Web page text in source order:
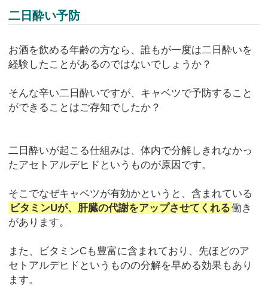
二日酔い予防
お酒を飲める年齢の方なら、誰もが一度は二日酔いを
経験したことがあるのではないでしょうか？
そんな辛い二日酔いですが、キャベツで予防すること
ができることはご存知でしたか？
二日酔いが起こる仕組みは、体内で分解しきれなかっ
たアセトアルデヒドというものが原因です。
そこでなぜキャベツが有効かというと、含まれている
ビタミンUが、肝臓の代謝をアップさせてくれる働き
があります。
また、ビタミンCも豊富に含まれており、先ほどのア
セトアルデヒドというものの分解を早める効果もあり
ます。